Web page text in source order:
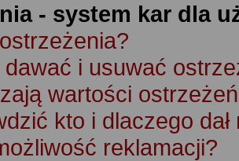
- system kar dla
dawać i usuwać
wartości
kto i dlaczego
reklamacji?